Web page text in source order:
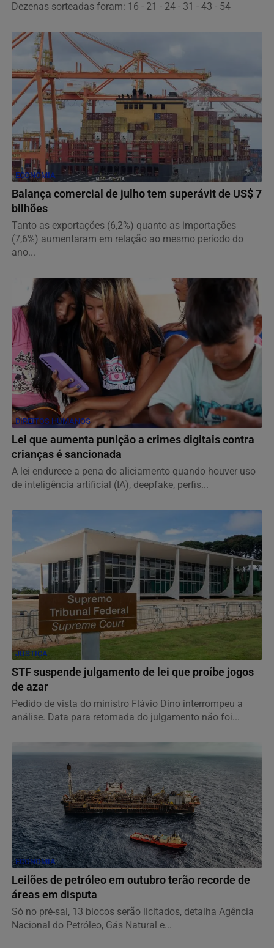
Dezenas sorteadas foram: 16 - 21 - 24 - 31 - 43 - 54
ECONOMIA
Balança comercial de julho tem superávit de US$ 7
bilhões
Tanto as exportações (6,2%) quanto as importações
(7,6%) aumentaram em relação ao mesmo período do
ano...
DIREITOS HUMANOS
Lei que aumenta punição a crimes digitais contra
crianças é sancionada
A lei endurece a pena do aliciamento quando houver uso
de inteligência artificial (IA), deepfake, perfis...
JUSTIÇA
STF suspende julgamento de lei que proíbe jogos
de azar
Pedido de vista do ministro Flávio Dino interrompeu a
análise. Data para retomada do julgamento não foi...
ECONOMIA
Leilões de petróleo em outubro terão recorde de
áreas em disputa
Só no pré-sal, 13 blocos serão licitados, detalha Agência
Nacional do Petróleo, Gás Natural e...